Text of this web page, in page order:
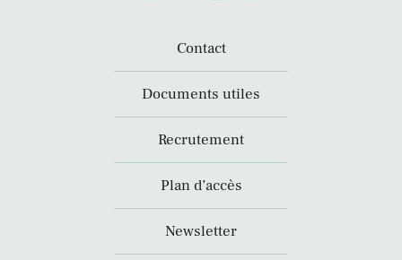
Contact
Documents utiles
Recrutement
Plan d’accès
Newsletter